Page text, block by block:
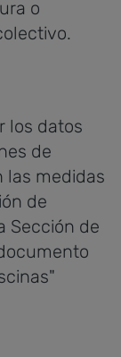
o
los datos
de
las medidas
de
Sección de